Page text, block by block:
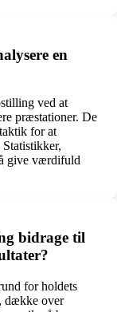
en
ved at
præstationer. De
for at
give værdifuld
bidrage til
for holdets
dække over